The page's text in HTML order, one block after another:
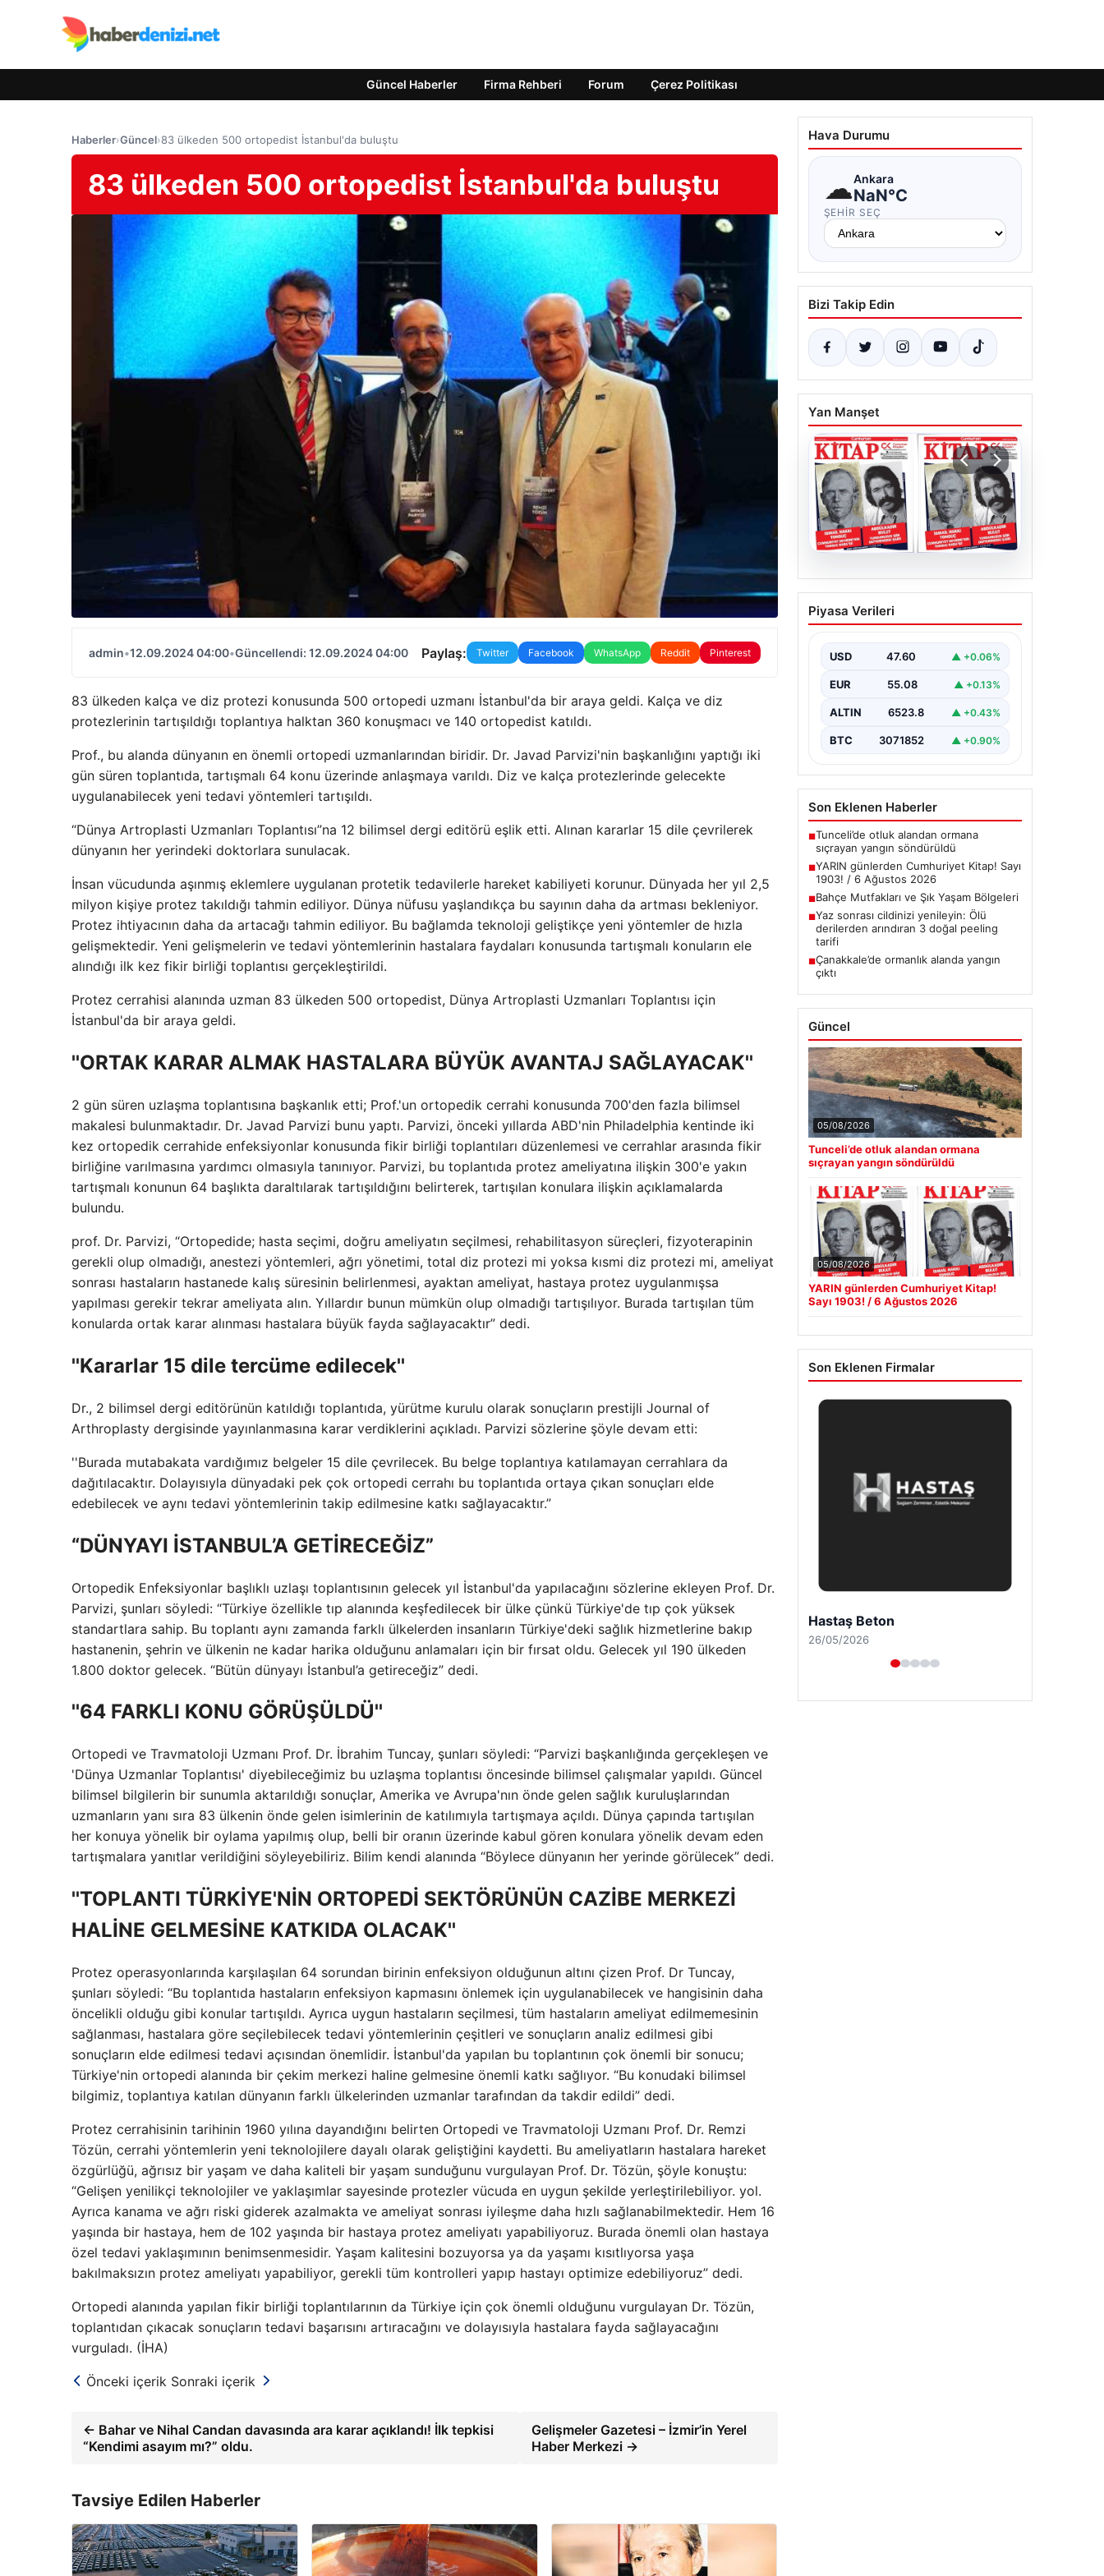
Güncel Haberler Firma Rehberi Forum Çerez Politikası
Haberler›Güncel›83 ülkeden 500 ortopedist İstanbul'da buluştu
83 ülkeden 500 ortopedist İstanbul'da buluştu
admin•12.09.2024 04:00•Güncellendi: 12.09.2024 04:00 Paylaş: Twitter Facebook WhatsApp Reddit Pinterest
83 ülkeden kalça ve diz protezi konusunda 500 ortopedi uzmanı İstanbul'da bir araya geldi. Kalça ve diz
protezlerinin tartışıldığı toplantıya halktan 360 konuşmacı ve 140 ortopedist katıldı.
Prof., bu alanda dünyanın en önemli ortopedi uzmanlarından biridir. Dr. Javad Parvizi'nin başkanlığını yaptığı iki
gün süren toplantıda, tartışmalı 64 konu üzerinde anlaşmaya varıldı. Diz ve kalça protezlerinde gelecekte
uygulanabilecek yeni tedavi yöntemleri tartışıldı.
“Dünya Artroplasti Uzmanları Toplantısı”na 12 bilimsel dergi editörü eşlik etti. Alınan kararlar 15 dile çevrilerek
dünyanın her yerindeki doktorlara sunulacak.
İnsan vücudunda aşınmış eklemlere uygulanan protetik tedavilerle hareket kabiliyeti korunur. Dünyada her yıl 2,5
milyon kişiye protez takıldığı tahmin ediliyor. Dünya nüfusu yaşlandıkça bu sayının daha da artması bekleniyor.
Protez ihtiyacının daha da artacağı tahmin ediliyor. Bu bağlamda teknoloji geliştikçe yeni yöntemler de hızla
gelişmektedir. Yeni gelişmelerin ve tedavi yöntemlerinin hastalara faydaları konusunda tartışmalı konuların ele
alındığı ilk kez fikir birliği toplantısı gerçekleştirildi.
Protez cerrahisi alanında uzman 83 ülkeden 500 ortopedist, Dünya Artroplasti Uzmanları Toplantısı için
İstanbul'da bir araya geldi.
''ORTAK KARAR ALMAK HASTALARA BÜYÜK AVANTAJ SAĞLAYACAK''
2 gün süren uzlaşma toplantısına başkanlık etti; Prof.'un ortopedik cerrahi konusunda 700'den fazla bilimsel
makalesi bulunmaktadır. Dr. Javad Parvizi bunu yaptı. Parvizi, önceki yıllarda ABD'nin Philadelphia kentinde iki
kez ortopedik cerrahide enfeksiyonlar konusunda fikir birliği toplantıları düzenlemesi ve cerrahlar arasında fikir
birliğine varılmasına yardımcı olmasıyla tanınıyor. Parvizi, bu toplantıda protez ameliyatına ilişkin 300'e yakın
tartışmalı konunun 64 başlıkta daraltılarak tartışıldığını belirterek, tartışılan konulara ilişkin açıklamalarda
bulundu.
prof. Dr. Parvizi, “Ortopedide; hasta seçimi, doğru ameliyatın seçilmesi, rehabilitasyon süreçleri, fizyoterapinin
gerekli olup olmadığı, anestezi yöntemleri, ağrı yönetimi, total diz protezi mi yoksa kısmi diz protezi mi, ameliyat
sonrası hastaların hastanede kalış süresinin belirlenmesi, ayaktan ameliyat, hastaya protez uygulanmışsa
yapılması gerekir tekrar ameliyata alın. Yıllardır bunun mümkün olup olmadığı tartışılıyor. Burada tartışılan tüm
konularda ortak karar alınması hastalara büyük fayda sağlayacaktır” dedi.
''Kararlar 15 dile tercüme edilecek''
Dr., 2 bilimsel dergi editörünün katıldığı toplantıda, yürütme kurulu olarak sonuçların prestijli Journal of
Arthroplasty dergisinde yayınlanmasına karar verdiklerini açıkladı. Parvizi sözlerine şöyle devam etti:
''Burada mutabakata vardığımız belgeler 15 dile çevrilecek. Bu belge toplantıya katılamayan cerrahlara da
dağıtılacaktır. Dolayısıyla dünyadaki pek çok ortopedi cerrahı bu toplantıda ortaya çıkan sonuçları elde
edebilecek ve aynı tedavi yöntemlerinin takip edilmesine katkı sağlayacaktır.”
“DÜNYAYI İSTANBUL’A GETİRECEĞİZ”
Ortopedik Enfeksiyonlar başlıklı uzlaşı toplantısının gelecek yıl İstanbul'da yapılacağını sözlerine ekleyen Prof. Dr.
Parvizi, şunları söyledi: “Türkiye özellikle tıp alanında keşfedilecek bir ülke çünkü Türkiye'de tıp çok yüksek
standartlara sahip. Bu toplantı aynı zamanda farklı ülkelerden insanların Türkiye'deki sağlık hizmetlerine bakıp
hastanenin, şehrin ve ülkenin ne kadar harika olduğunu anlamaları için bir fırsat oldu. Gelecek yıl 190 ülkeden
1.800 doktor gelecek. “Bütün dünyayı İstanbul’a getireceğiz” dedi.
''64 FARKLI KONU GÖRÜŞÜLDÜ''
Ortopedi ve Travmatoloji Uzmanı Prof. Dr. İbrahim Tuncay, şunları söyledi: “Parvizi başkanlığında gerçekleşen ve
'Dünya Uzmanlar Toplantısı' diyebileceğimiz bu uzlaşma toplantısı öncesinde bilimsel çalışmalar yapıldı. Güncel
bilimsel bilgilerin bir sunumla aktarıldığı sonuçlar, Amerika ve Avrupa'nın önde gelen sağlık kuruluşlarından
uzmanların yanı sıra 83 ülkenin önde gelen isimlerinin de katılımıyla tartışmaya açıldı. Dünya çapında tartışılan
her konuya yönelik bir oylama yapılmış olup, belli bir oranın üzerinde kabul gören konulara yönelik devam eden
tartışmalara yanıtlar verildiğini söyleyebiliriz. Bilim kendi alanında “Böylece dünyanın her yerinde görülecek” dedi.
''TOPLANTI TÜRKİYE'NİN ORTOPEDİ SEKTÖRÜNÜN CAZİBE MERKEZİ
HALİNE GELMESİNE KATKIDA OLACAK''
Protez operasyonlarında karşılaşılan 64 sorundan birinin enfeksiyon olduğunun altını çizen Prof. Dr Tuncay,
şunları söyledi: “Bu toplantıda hastaların enfeksiyon kapmasını önlemek için uygulanabilecek ve hangisinin daha
öncelikli olduğu gibi konular tartışıldı. Ayrıca uygun hastaların seçilmesi, tüm hastaların ameliyat edilmemesinin
sağlanması, hastalara göre seçilebilecek tedavi yöntemlerinin çeşitleri ve sonuçların analiz edilmesi gibi
sonuçların elde edilmesi tedavi açısından önemlidir. İstanbul'da yapılan bu toplantının çok önemli bir sonucu;
Türkiye'nin ortopedi alanında bir çekim merkezi haline gelmesine önemli katkı sağlıyor. “Bu konudaki bilimsel
bilgimiz, toplantıya katılan dünyanın farklı ülkelerinden uzmanlar tarafından da takdir edildi” dedi.
Protez cerrahisinin tarihinin 1960 yılına dayandığını belirten Ortopedi ve Travmatoloji Uzmanı Prof. Dr. Remzi
Tözün, cerrahi yöntemlerin yeni teknolojilere dayalı olarak geliştiğini kaydetti. Bu ameliyatların hastalara hareket
özgürlüğü, ağrısız bir yaşam ve daha kaliteli bir yaşam sunduğunu vurgulayan Prof. Dr. Tözün, şöyle konuştu:
“Gelişen yenilikçi teknolojiler ve yaklaşımlar sayesinde protezler vücuda en uygun şekilde yerleştirilebiliyor. yol.
Ayrıca kanama ve ağrı riski giderek azalmakta ve ameliyat sonrası iyileşme daha hızlı sağlanabilmektedir. Hem 16
yaşında bir hastaya, hem de 102 yaşında bir hastaya protez ameliyatı yapabiliyoruz. Burada önemli olan hastaya
özel tedavi yaklaşımının benimsenmesidir. Yaşam kalitesini bozuyorsa ya da yaşamı kısıtlıyorsa yaşa
bakılmaksızın protez ameliyatı yapabiliyor, gerekli tüm kontrolleri yapıp hastayı optimize edebiliyoruz” dedi.
Ortopedi alanında yapılan fikir birliği toplantılarının da Türkiye için çok önemli olduğunu vurgulayan Dr. Tözün,
toplantıdan çıkacak sonuçların tedavi başarısını artıracağını ve dolayısıyla hastalara fayda sağlayacağını
vurguladı. (İHA)
Önceki içerik Sonraki içerik
← Bahar ve Nihal Candan davasında ara karar açıklandı! İlk tepkisi
“Kendimi asayım mı?” oldu.
Gelişmeler Gazetesi – İzmir’in Yerel
Haber Merkezi →
Tavsiye Edilen Haberler
Hava Durumu
☁Ankara
NaN°C
ŞEHIR SEÇ
Bizi Takip Edin
Yan Manşet
05.08.2026
YARIN günlerden
Cumhuriyet Kitap! Sayı
Piyasa Verileri
USD 47.60 ▲ +0.06%
EUR 55.08 ▲ +0.13%
ALTIN 6523.8 ▲ +0.43%
BTC 3071852 ▲ +0.90%
Son Eklenen Haberler
■Tunceli’de otluk alandan ormana
sıçrayan yangın söndürüldü
■YARIN günlerden Cumhuriyet Kitap! Sayı
1903! / 6 Ağustos 2026
■Bahçe Mutfakları ve Şık Yaşam Bölgeleri
■Yaz sonrası cildinizi yenileyin: Ölü
derilerden arındıran 3 doğal peeling
tarifi
■Çanakkale’de ormanlık alanda yangın
çıktı
Güncel
05/08/2026
Tunceli’de otluk alandan ormana
sıçrayan yangın söndürüldü
05/08/2026
YARIN günlerden Cumhuriyet Kitap!
Sayı 1903! / 6 Ağustos 2026
Son Eklenen Firmalar
Prenses Night Club
29/04/2026